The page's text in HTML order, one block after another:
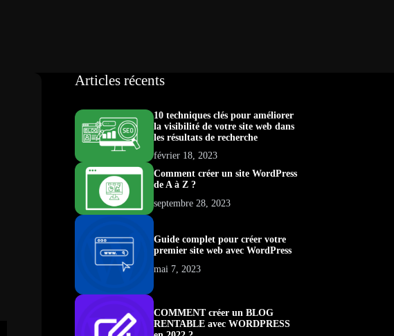
Articles récents
10 techniques clés pour améliorer
la visibilité de votre site web dans
les résultats de recherche
février 18, 2023
Comment créer un site WordPress
de A à Z ?
septembre 28, 2023
Guide complet pour créer votre
premier site web avec WordPress
mai 7, 2023
COMMENT créer un BLOG
RENTABLE avec WORDPRESS